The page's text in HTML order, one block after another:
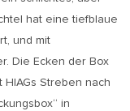
hat eine tiefblaue
und mit
Die Ecken der Box
Streben nach
in